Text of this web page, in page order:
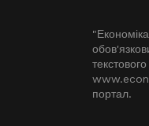
портал.